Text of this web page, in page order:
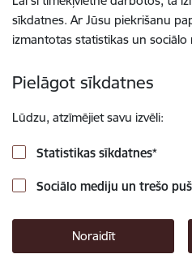
sīkdatnes. Ar Jūsu piekrišanu
izmantotas statistikas un sociālo
Pielāgot sīkdatnes
Lūdzu, atzīmējiet savu izvēli:
Statistikas sīkdatnes*
Sociālo mediju un trešo
Noraidīt